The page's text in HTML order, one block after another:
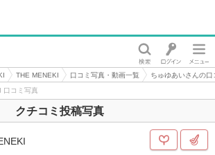
THE MENEKI 口コミ写真・動画一覧
ちゅゆあいさんの口
口コミ写真
クチコミ投稿写真